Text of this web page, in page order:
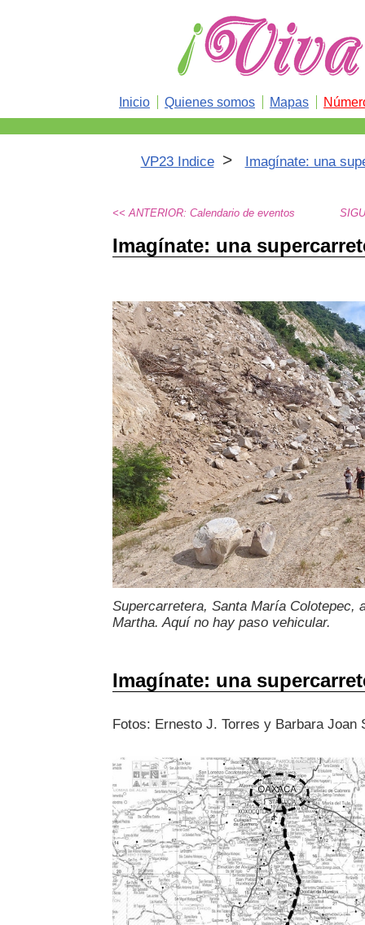
Inicio Quienes somos Mapas
VP23 Indice > Imagínate: una
<< ANTERIOR: Calendario de eventos
Imagínate: una
Supercarretera, Santa María Colotepec,
Martha. Aquí no hay paso vehicular.
Imagínate: una
Fotos: Ernesto J. Torres y Barbara Joan